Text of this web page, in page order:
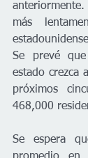
más
Se prevé
estado crezca
próximos
468,000
Se espera